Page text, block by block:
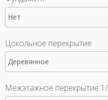
Нет
Цокольное перекрытие
Деревянное
Межэтажное перекрытие